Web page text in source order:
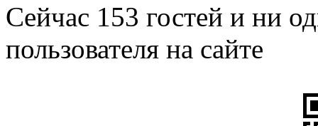
Сейчас 153 гостей и ни
пользователя на сайте